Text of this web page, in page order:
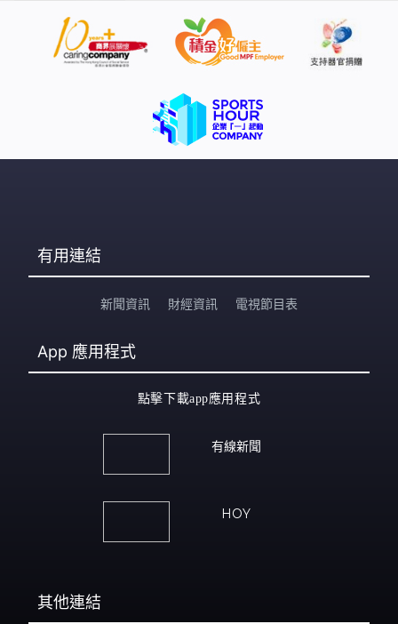
有用連結
新聞資訊 財經資訊 電視節目表
App 應用程式
點擊下載app應用程式
有線新聞
HOY
其他連結